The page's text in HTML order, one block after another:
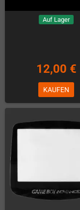
Auf Lager
12,00 €
KAUFEN